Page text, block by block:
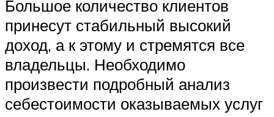
Большое количество клиентов
принесут стабильный высокий
доход, а к этому и стремятся все
владельцы. Необходимо
произвести подробный анализ
себестоимости оказываемых услуг